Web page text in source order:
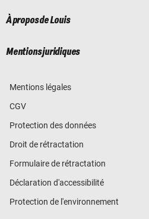
À propos de Louis
Mentions juridiques
Mentions légales
CGV
Protection des données
Droit de rétractation
Formulaire de rétractation
Déclaration d'accessibilité
Protection de l'environnement